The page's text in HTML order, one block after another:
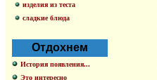
изделия из теста
сладкие блюда
Отдохнем
История появления...
Это интересно